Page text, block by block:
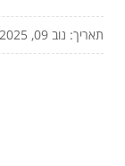
תאריך: נוב 09, 2025